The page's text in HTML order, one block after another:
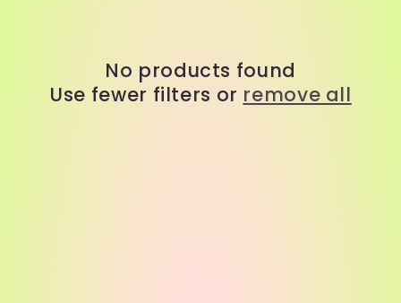
No products found
Use fewer filters or remove all